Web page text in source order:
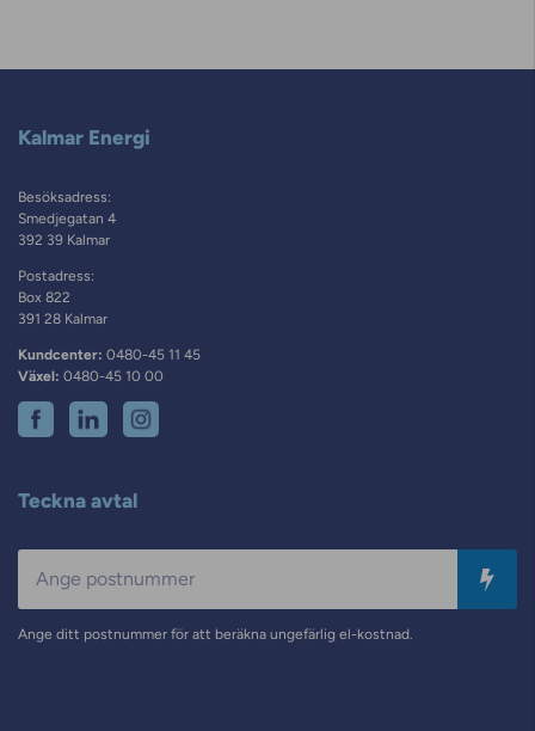
Kalmar Energi
Besöksadress:
Smedjegatan 4
392 39 Kalmar
Postadress:
Box 822
391 28 Kalmar
Kundcenter: 0480-45 11 45
Växel: 0480-45 10 00
Teckna avtal
Ange ditt postnummer för att beräkna ungefärlig el-kostnad.